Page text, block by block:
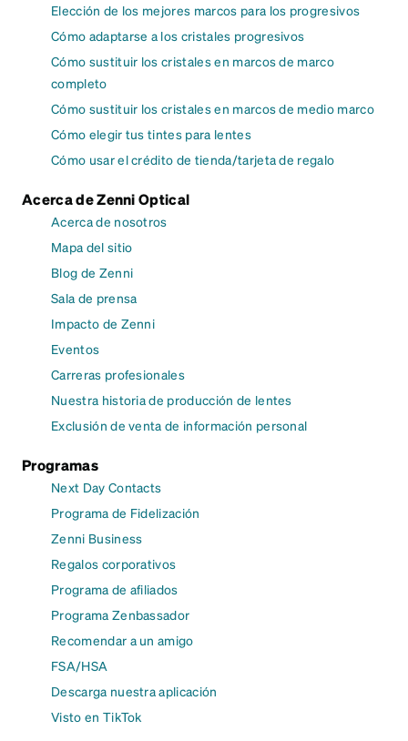
Elección de los mejores marcos para los progresivos
Cómo adaptarse a los cristales progresivos
Cómo sustituir los cristales en marcos de marco
completo
Cómo sustituir los cristales en marcos de medio marco
Cómo elegir tus tintes para lentes
Cómo usar el crédito de tienda/tarjeta de regalo
Acerca de Zenni Optical
Acerca de nosotros
Mapa del sitio
Blog de Zenni
Sala de prensa
Impacto de Zenni
Eventos
Carreras profesionales
Nuestra historia de producción de lentes
Exclusión de venta de información personal
Programas
Next Day Contacts
Programa de Fidelización
Zenni Business
Regalos corporativos
Programa de afiliados
Programa Zenbassador
Recomendar a un amigo
FSA/HSA
Descarga nuestra aplicación
Visto en TikTok